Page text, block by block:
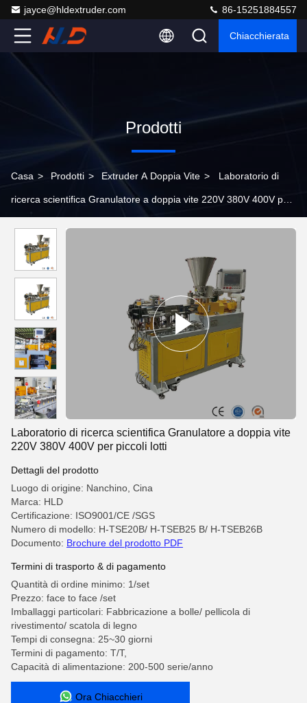
jayce@hldextruder.com 86-15251884557
Chiacchierata
Prodotti
Casa > Prodotti > Extruder A Doppia Vite > Laboratorio di
ricerca scientifica Granulatore a doppia vite 220V 380V 400V per
Laboratorio di ricerca scientifica Granulatore a doppia vite
220V 380V 400V per piccoli lotti
Dettagli del prodotto
Luogo di origine: Nanchino, Cina
Marca: HLD
Certificazione: ISO9001/CE /SGS
Numero di modello: H-TSE20B/ H-TSEB25 B/ H-TSEB26B
Documento: Brochure del prodotto PDF
Termini di trasporto & di pagamento
Quantità di ordine minimo: 1/set
Prezzo: face to face /set
Imballaggi particolari: Fabbricazione a bolle/ pellicola di
rivestimento/ scatola di legno
Tempi di consegna: 25~30 giorni
Termini di pagamento: T/T,
Capacità di alimentazione: 200-500 serie/anno
Ora Chiacchieri